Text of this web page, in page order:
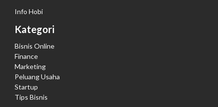
Info Hobi
Kategori
Bisnis Online
Finance
Marketing
Peluang Usaha
Startup
Tips Bisnis